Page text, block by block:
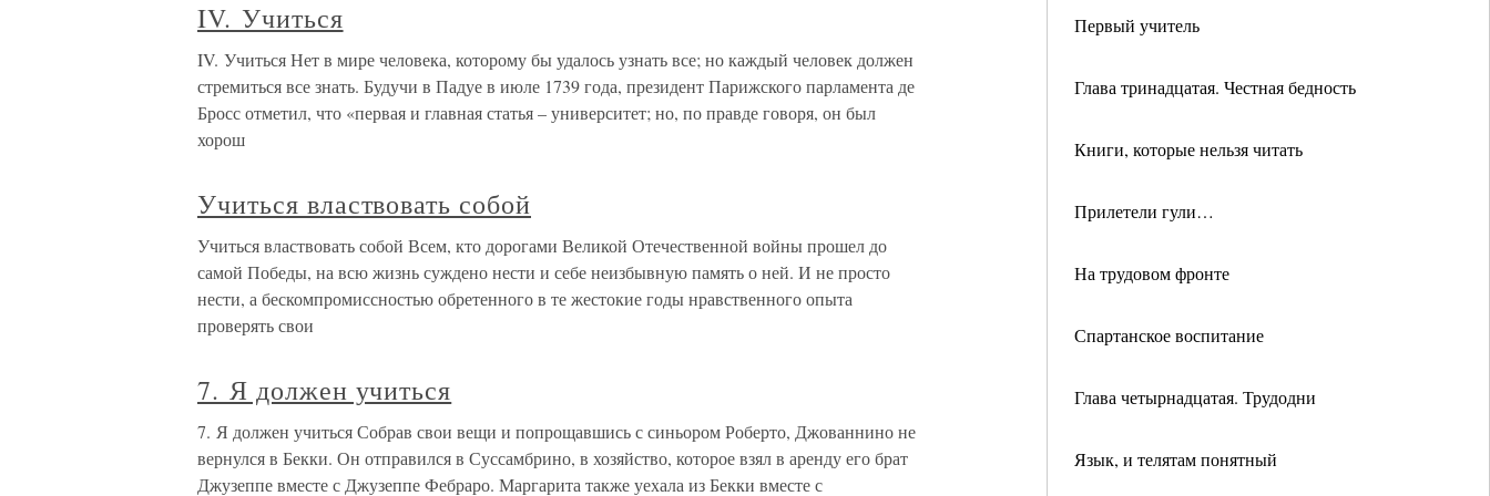
Первый учитель
Глава тринадцатая. Честная бедность
Книги, которые нельзя читать
Прилетели гули…
На трудовом фронте
Спартанское воспитание
Глава четырнадцатая. Трудодни
Язык, и телятам понятный
IV. Учиться
IV. Учиться Нет в мире человека, которому бы удалось узнать все; но каждый человек должен
стремиться все знать. Будучи в Падуе в июле 1739 года, президент Парижского парламента де
Бросс отметил, что «первая и главная статья – университет; но, по правде говоря, он был
хорош
Учиться властвовать собой
Учиться властвовать собой Всем, кто дорогами Великой Отечественной войны прошел до
самой Победы, на всю жизнь суждено нести и себе неизбывную память о ней. И не просто
нести, а бескомпромиссностью обретенного в те жестокие годы нравственного опыта
проверять свои
7. Я должен учиться
7. Я должен учиться Собрав свои вещи и попрощавшись с синьором Роберто, Джованнино не
вернулся в Бекки. Он отправился в Суссамбрино, в хозяйство, которое взял в аренду его брат
Джузеппе вместе с Джузеппе Фебраро. Маргарита также уехала из Бекки вместе с